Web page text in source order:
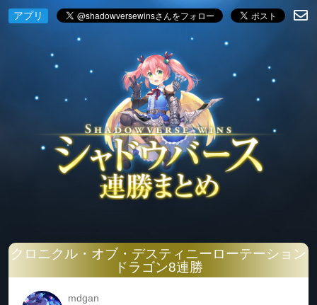
アプリ
クロニクル・オブ・デスティニーローテーション
ドラゴン8連勝
mdgan